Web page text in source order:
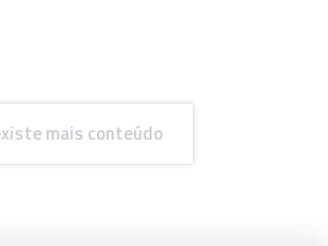
mais conteúdo